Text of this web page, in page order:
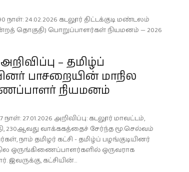
நாள்: 24.02.2026 கடலூர் திட்டக்குடி மண்டலம்
தொகுதி) பொறுப்பாளர்கள் நியமனம் — 2026
– தமிழ்ப்
பாசறையின் மாநில
நியமனம்
நாள்: 27.01.2026 அறிவிப்பு: கடலூர் மாவட்டம்,
230ஆவது வாக்ககத்தைச் சேர்ந்த மூ.செல்வம்
நாம் தமிழர் கட்சி - தமிழ்ப் பழங்குடியினர்
ஒருங்கிணைப்பாளர்களில் ஒருவராக
இவருக்கு, கட்சியின்...